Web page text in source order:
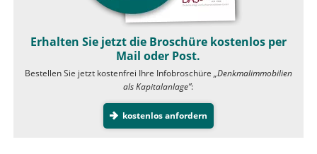
Erhalten Sie jetzt die Broschüre kostenlos per
Mail oder Post.
Bestellen Sie jetzt kostenfrei Ihre Infobroschüre „Denkmalimmobilien
als Kapitalanlage”:
kostenlos anfordern